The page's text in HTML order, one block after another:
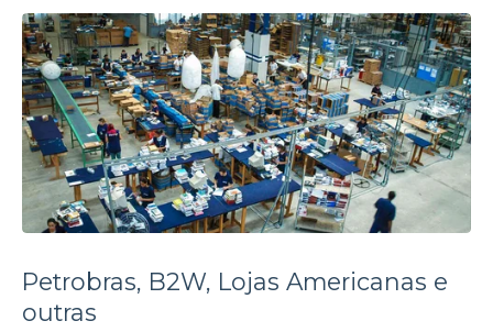
Petrobras, B2W, Lojas Americanas e
outras